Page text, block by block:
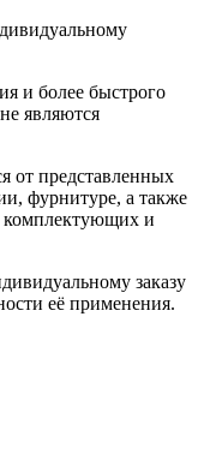
и более быстрого
являются
от представленных
фурнитуре, а также
комплектующих и
заказу
её применения.